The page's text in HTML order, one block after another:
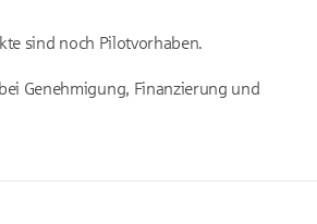
sind noch Pilotvorhaben.
Genehmigung, Finanzierung und